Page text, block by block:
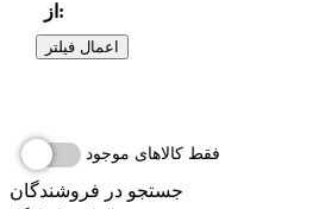
از:
اعمال فیلتر
فقط کالاهای موجود
جستجو در فروشندگان